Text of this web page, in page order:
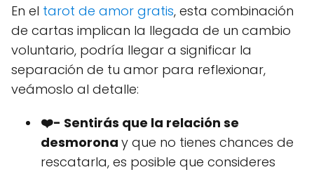
En el tarot de amor gratis, esta combinación
de cartas implican la llegada de un cambio
voluntario, podría llegar a significar la
separación de tu amor para reflexionar,
veámoslo al detalle:
❤️- Sentirás que la relación se
desmorona y que no tienes chances de
rescatarla, es posible que consideres